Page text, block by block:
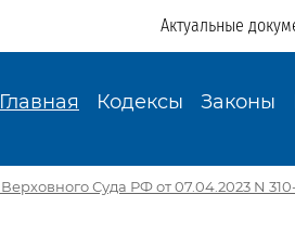
Актуальные
Главная Кодексы Законы
Суда РФ от 07.04.2023 N